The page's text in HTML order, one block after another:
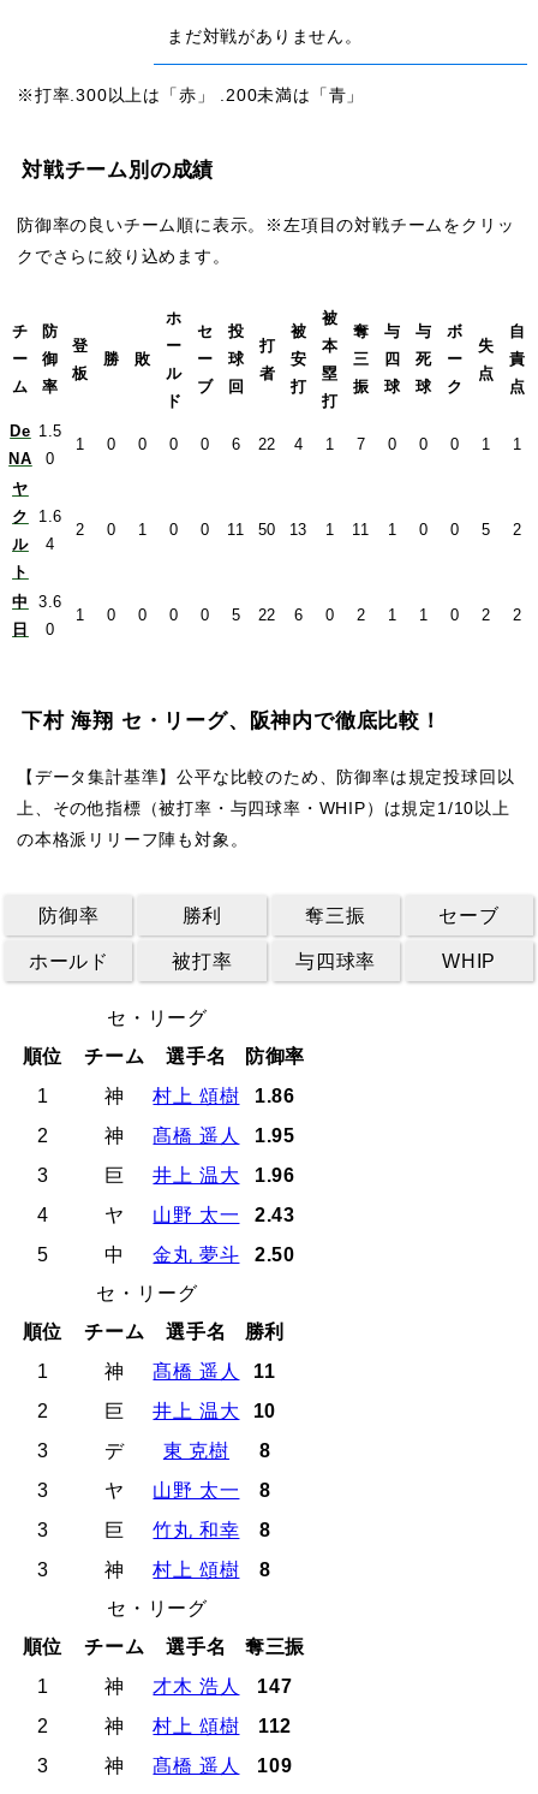
まだ対戦がありません。
※打率.300以上は「赤」 .200未満は「青」
対戦チーム別の成績
防御率の良いチーム順に表示。※左項目の対戦チームをクリッ
クでさらに絞り込めます。
チ
ー
ム
防
御
率
登
板
勝 敗
ホ
ー
ル
ド
セ
ー
ブ
投
球
回
打
者
被
安
打
被
本
塁
打
奪
三
振
与
四
球
与
死
球
ボ
ー
ク
失
点
自
責
点
De
NA
1.5
0
1 0 0 0 0 6 22 4 1 7 0 0 0 1 1
ヤ
ク
ル
ト
1.6
4
2 0 1 0 0 11 50 13 1 11 1 0 0 5 2
中
日
3.6
0
1 0 0 0 0 5 22 6 0 2 1 1 0 2 2
下村 海翔 セ・リーグ、阪神内で徹底比較！
【データ集計基準】公平な比較のため、防御率は規定投球回以
上、その他指標（被打率・与四球率・WHIP）は規定1/10以上
の本格派リリーフ陣も対象。
防御率 勝利 奪三振 セーブ
ホールド 被打率 与四球率 WHIP
セ・リーグ
順位
チーム 選手名
防御率
1
神 村上 頌樹
1.86
2
神 髙橋 遥人
1.95
3
巨 井上 温大
1.96
4
ヤ 山野 太一
2.43
5
中 金丸 夢斗
2.50
セ・リーグ
順位
チーム 選手名
勝利
1
神 髙橋 遥人
11
2
巨 井上 温大
10
3
デ 東 克樹
8
3
ヤ 山野 太一
8
3
巨 竹丸 和幸
8
3
神 村上 頌樹
8
セ・リーグ
順位
チーム 選手名
奪三振
1
神 才木 浩人
147
2
神 村上 頌樹
112
3
神 髙橋 遥人
109